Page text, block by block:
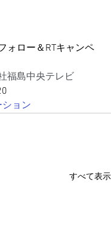
ォロー＆RTキャンペ
福島中央テレビ
ョン
すべて表示